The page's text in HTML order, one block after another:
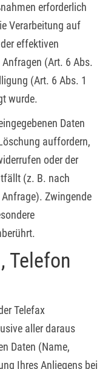
erforderlich
Verarbeitung auf
effektiven
(Art. 6 Abs.
(Art. 6 Abs. 1
wurde.
Daten
auffordern,
oder der
(z. B. nach
Zwingende
Telefon
Telefax
aller daraus
Daten (Name,
Ihres Anliegens bei